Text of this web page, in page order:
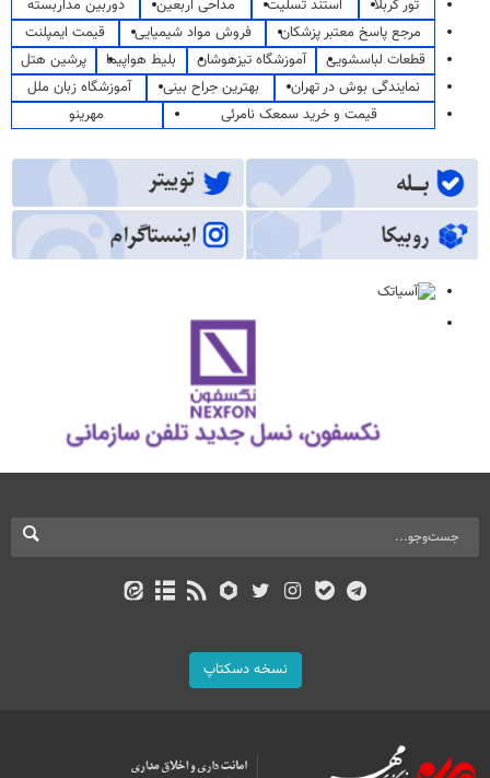
تور کربلا
استند تسلیت مداحی اربعین
دوربین مداربسته
مرجع پاسخ معتبر پزشکان
فروش مواد شیمیایی
قیمت ایمپلنت
قطعات لباسشویی
آموزشگاه تیزهوشان بلیط هواپیما
پرشین هتل
نمایندگی بوش در تهران
بهترین جراح بینی
آموزشگاه زبان ملل
قیمت و خرید سمعک نامرئی
مهرینو
نسخه دسکتاپ